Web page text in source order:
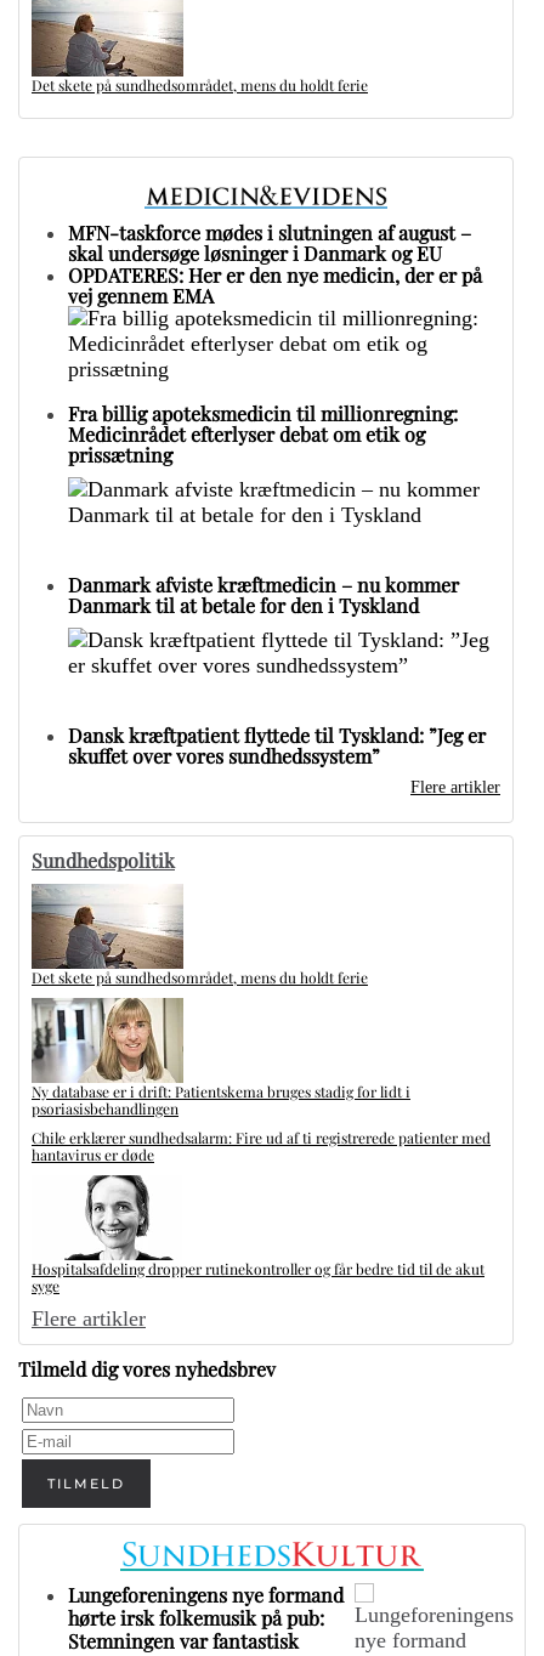
Det skete på sundhedsområdet, mens du holdt ferie
MFN-taskforce mødes i slutningen af august –
skal undersøge løsninger i Danmark og EU
OPDATERES: Her er den nye medicin, der er på
vej gennem EMA
Fra billig apoteksmedicin til millionregning:
Medicinrådet efterlyser debat om etik og
prissætning
Danmark afviste kræftmedicin – nu kommer
Danmark til at betale for den i Tyskland
Dansk kræftpatient flyttede til Tyskland: ”Jeg er
skuffet over vores sundhedssystem”
Flere artikler
Sundhedspolitik
Det skete på sundhedsområdet, mens du holdt ferie
Ny database er i drift: Patientskema bruges stadig for lidt i
psoriasisbehandlingen
Chile erklærer sundhedsalarm: Fire ud af ti registrerede patienter med
hantavirus er døde
Hospitalsafdeling dropper rutinekontroller og får bedre tid til de akut
syge
Flere artikler
Tilmeld dig vores nyhedsbrev
TILMELD
Lungeforeningens nye formand
hørte irsk folkemusik på pub:
Stemningen var fantastisk